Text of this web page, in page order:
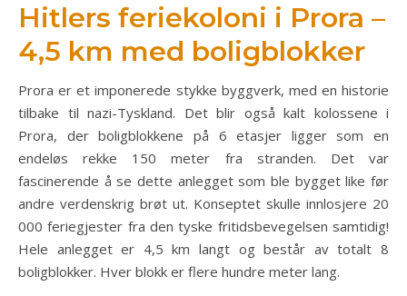
Hitlers feriekoloni i Prora –
4,5 km med boligblokker
Prora er et imponerede stykke byggverk, med en historie
tilbake til nazi-Tyskland. Det blir også kalt kolossene i
Prora, der boligblokkene på 6 etasjer ligger som en
endeløs rekke 150 meter fra stranden. Det var
fascinerende å se dette anlegget som ble bygget like før
andre verdenskrig brøt ut. Konseptet skulle innlosjere 20
000 feriegjester fra den tyske fritidsbevegelsen samtidig!
Hele anlegget er 4,5 km langt og består av totalt 8
boligblokker. Hver blokk er flere hundre meter lang.